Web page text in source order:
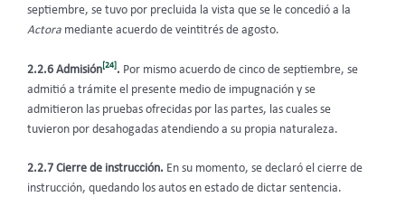
septiembre, se tuvo por precluida la vista que se le concedió a la
Actora mediante acuerdo de veintitrés de agosto.
2.2.6 Admisión[24]. Por mismo acuerdo de cinco de septiembre, se
admitió a trámite el presente medio de impugnación y se
admitieron las pruebas ofrecidas por las partes, las cuales se
tuvieron por desahogadas atendiendo a su propia naturaleza.
2.2.7 Cierre de instrucción. En su momento, se declaró el cierre de
instrucción, quedando los autos en estado de dictar sentencia.